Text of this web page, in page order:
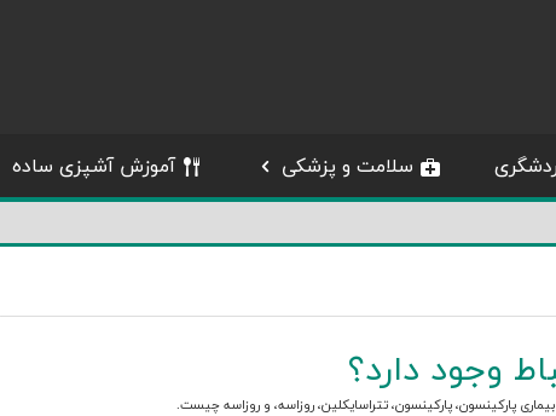
سلامت و پزشکی آموزش آشپزی ساده
وجود دارد؟
بیماری پارکینسون،پارکینسون،تتراسایکلین،روزاسه، وروزاسه چیست.